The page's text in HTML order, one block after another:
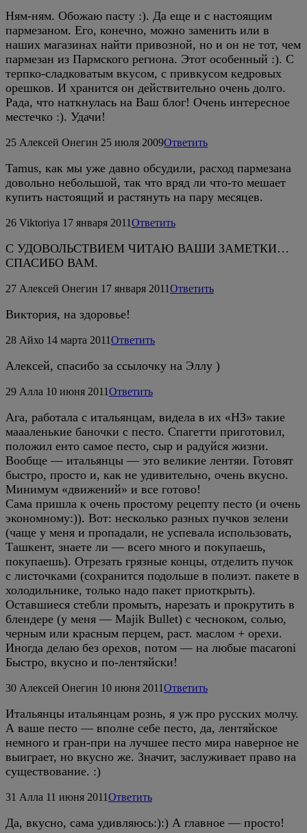
Ням-ням. Обожаю пасту :). Да еще и с настоящим
пармезаном. Его, конечно, можно заменить или в
наших магазинах найти привозной, но и он не тот, чем
пармезан из Пармского региона. Этот особенный :). С
терпко-сладковатым вкусом, с привкусом кедровых
орешков. И хранится он действительно очень долго.
Рада, что наткнулась на Ваш блог! Очень интересное
местечко :). Удачи!
25 Алексей Онегин 25 июля 2009Ответить
Tamus, как мы уже давно обсудили, расход пармезана
довольно небольшой, так что вряд ли что-то мешает
купить настоящий и растянуть на пару месяцев.
26 Viktoriya 17 января 2011Ответить
С УДОВОЛЬСТВИЕМ ЧИТАЮ ВАШИ ЗАМЕТКИ…
СПАСИБО ВАМ.
27 Алексей Онегин 17 января 2011Ответить
Виктория, на здоровье!
28 Айхо 14 марта 2011Ответить
Алексей, спасибо за ссылочку на Эллу )
29 Алла 10 июня 2011Ответить
Ага, работала с итальянцам, видела в их «НЗ» такие
маааленькие баночки с песто. Спагетти приготовил,
положил енто самое песто, сыр и радуйся жизни.
Вообще — итальянцы — это великие лентяи. Готовят
быстро, просто и, как не удивительно, очень вкусно.
Минимум «движений» и все готово!
Сама пришла к очень простому рецепту песто (и очень
экономному:)). Вот: несколько разных пучков зелени
(чаще у меня и пропадали, не успевала использовать,
Ташкент, знаете ли — всего много и покупаешь,
покупаешь). Отрезать грязные концы, отделить пучок
с листочками (сохранится подольше в полиэт. пакете в
холодильнике, только надо пакет приоткрыть).
Оставшиеся стебли промыть, нарезать и прокрутить в
блендере (у меня — Majik Bullet) с чесноком, солью,
черным или красным перцем, раст. маслом + орехи.
Иногда делаю без орехов, потом — на любые macaroni
Быстро, вкусно и по-лентяйски!
30 Алексей Онегин 10 июня 2011Ответить
Итальянцы итальянцам рознь, я уж про русских молчу.
А ваше песто — вполне себе песто, да, лентяйское
немного и гран-при на лучшее песто мира наверное не
выиграет, но вкусно же. Значит, заслуживает право на
существование. :)
31 Алла 11 июня 2011Ответить
Да, вкусно, сама удивляюсь:):) А главное — просто!